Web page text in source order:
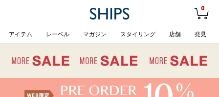
0
アイテム レーベル マガジン スタイリング 店舗 発見